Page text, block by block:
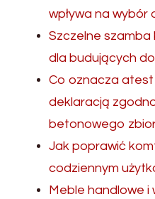
wpływa na wybór
Szczelne
dla budujących
Co oznacza atest
deklaracją
betonowego
Jak poprawić
codziennym
Meble handlowe